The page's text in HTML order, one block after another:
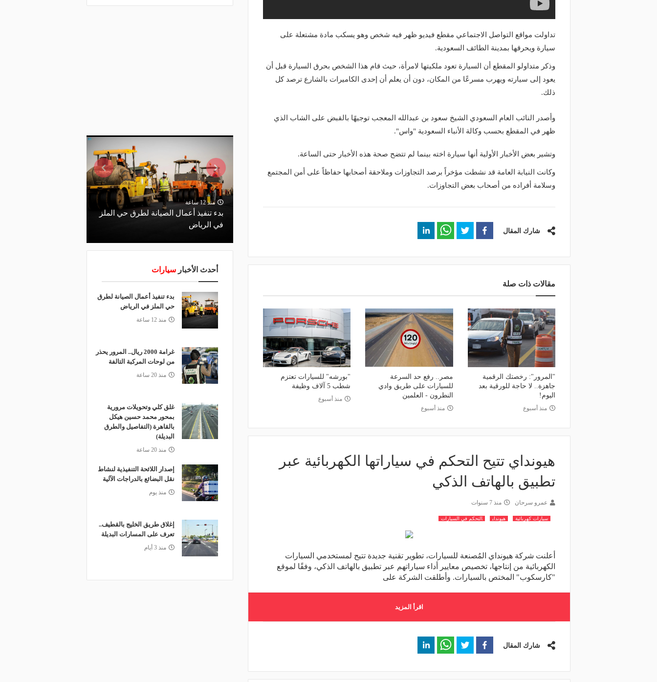
تداولت مواقع التواصل الاجتماعي مقطع فيديو ظهر فيه شخص وهو يسكب مادة مشتعلة على
سيارة ويحرقها بمدينة الطائف السعودية.
وذكر متداولو المقطع أن السيارة تعود ملكيتها لامرأة، حيث قام هذا الشخص بحرق السيارة قبل أن
يعود إلى سيارته ويهرب مسرعًا من المكان، دون أن يعلم أن إحدى الكاميرات بالشارع ترصد كل
ذلك.
وأصدر النائب العام السعودي الشيخ سعود بن عبدالله المعجب توجيهًا بالقبض على الشاب الذي
ظهر في المقطع بحسب وكالة الأنباء السعودية "واس".
وتشير بعض الأخبار الأولية أنها سيارة اخته بينما لم تتضح صحة هذه الأخبار حتى الساعة.
وكانت النيابة العامة قد نشطت مؤخراً برصد التجاوزات وملاحقة أصحابها حفاظاً على أمن المجتمع
وسلامة أفراده من أصحاب بعض التجاوزات.
شارك المقال
مقالات ذات صلة
"المرور": رخصتك الرقمية
جاهزة.. لا حاجة للورقية بعد
اليوم!
منذ أسبوع
مصر.. رفع حد السرعة
للسيارات على طريق وادي
النطرون - العلمين
منذ أسبوع
"بورشه" للسيارات تعتزم
شطب 5 آلاف وظيفة
منذ أسبوع
هيونداي تتيح التحكم في سياراتها الكهربائية عبر
تطبيق بالهاتف الذكي
عمرو سرحان منذ 7 سنوات
سيارات كهربائية هيونداي التحكم في السيارات
أعلنت شركة هيونداي المُصنعة للسيارات، تطوير تقنية جديدة تتيح لمستخدمي السيارات
الكهربائية من إنتاجها، تخصيص معايير أداء سياراتهم عبر تطبيق بالهاتف الذكي، وفقًا لموقع
"كارسكوب" المختص بالسيارات. وأطلقت الشركة على
اقرأ المزيد
شارك المقال
منذ 12 ساعة
بدء تنفيذ أعمال الصيانة لطرق حي الملز
في الرياض
منذ 20 ساعة
أحدث الأخبار سيارات
بدء تنفيذ أعمال الصيانة لطرق
حي الملز في الرياض
منذ 12 ساعة
غرامة 2000 ريال.. المرور يحذر
من لوحات المركبة التالفة
منذ 20 ساعة
غلق كلي وتحويلات مرورية
بمحور محمد حسين هيكل
بالقاهرة (التفاصيل والطرق
البديلة)
منذ 20 ساعة
إصدار اللائحة التنفيذية لنشاط
نقل البضائع بالدراجات الآلية
منذ يوم
إغلاق طريق الخليج بالقطيف..
تعرف على المسارات البديلة
منذ 3 أيام